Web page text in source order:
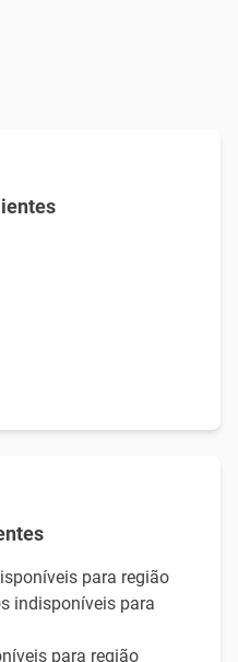
para região
indisponíveis para
para região